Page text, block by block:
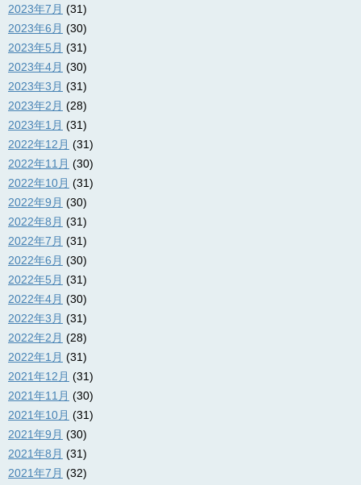
2023年7月 (31)
2023年6月 (30)
2023年5月 (31)
2023年4月 (30)
2023年3月 (31)
2023年2月 (28)
2023年1月 (31)
2022年12月 (31)
2022年11月 (30)
2022年10月 (31)
2022年9月 (30)
2022年8月 (31)
2022年7月 (31)
2022年6月 (30)
2022年5月 (31)
2022年4月 (30)
2022年3月 (31)
2022年2月 (28)
2022年1月 (31)
2021年12月 (31)
2021年11月 (30)
2021年10月 (31)
2021年9月 (30)
2021年8月 (31)
2021年7月 (32)